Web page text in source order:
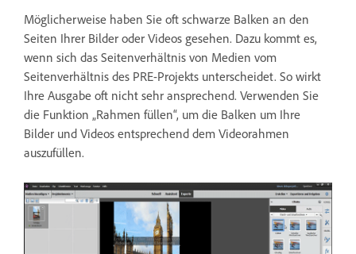
Möglicherweise haben Sie oft schwarze Balken an den
Seiten Ihrer Bilder oder Videos gesehen. Dazu kommt es,
wenn sich das Seitenverhältnis von Medien vom
Seitenverhältnis des PRE-Projekts unterscheidet. So wirkt
Ihre Ausgabe oft nicht sehr ansprechend. Verwenden Sie
die Funktion „Rahmen füllen“, um die Balken um Ihre
Bilder und Videos entsprechend dem Videorahmen
auszufüllen.